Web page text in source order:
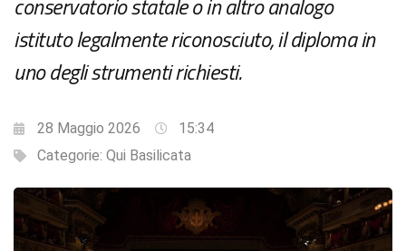
conservatorio statale o in altro analogo
istituto legalmente riconosciuto, il diploma in
uno degli strumenti richiesti.
28 Maggio 2026
15:34
Categorie: Qui Basilicata